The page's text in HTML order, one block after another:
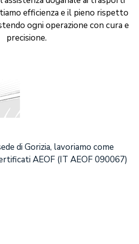
efficienza e il pieno rispetto
ogni operazione con cura e
precisione.
di Gorizia, lavoriamo come
AEOF (IT AEOF 090067)